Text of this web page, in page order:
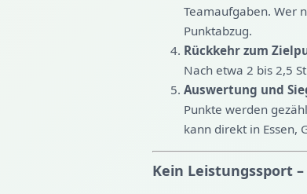
Teamaufgaben. Wer
Punktabzug.
Rückkehr zum
Nach etwa 2 bis 2,5
Auswertung und
Punkte werden
kann direkt in Essen,
Kein Leistungssport